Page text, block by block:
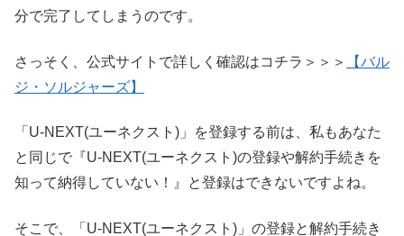
分で完了してしまうのです。
さっそく、公式サイトで詳しく確認はコチラ＞＞＞
【バル
ジ・ソルジャーズ】
「U-NEXT(ユーネクスト)」を登録する前は、私もあなた
と同じで『U-NEXT(ユーネクスト)の登録や解約手続きを
知って納得していない！』と登録はできないですよね。
そこで、「U-NEXT(ユーネクスト)」の登録と解約手続き